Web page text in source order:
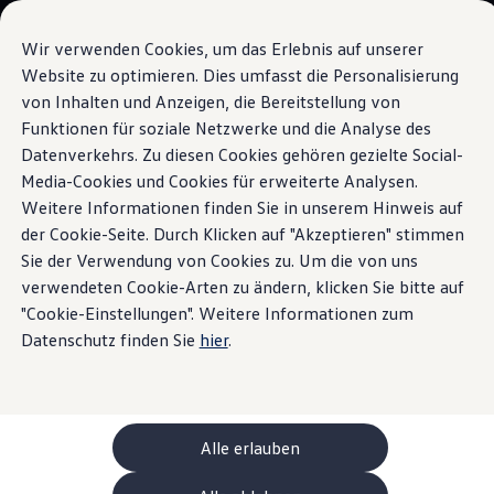
Wir verwenden Cookies, um das Erlebnis auf unserer
Website zu optimieren. Dies umfasst die Personalisierung
von Inhalten und Anzeigen, die Bereitstellung von
Funktionen für soziale Netzwerke und die Analyse des
Datenverkehrs. Zu diesen Cookies gehören gezielte Social-
Media-Cookies und Cookies für erweiterte Analysen.
Weitere Informationen finden Sie in unserem Hinweis auf
der Cookie-Seite. Durch Klicken auf "Akzeptieren" stimmen
Sie der Verwendung von Cookies zu. Um die von uns
verwendeten Cookie-Arten zu ändern, klicken Sie bitte auf
"Cookie-Einstellungen". Weitere Informationen zum
Datenschutz finden Sie hier.
Alle erlauben
Passa al
contenuto
principale
Vai a
piè di
pagina
La sua configurazione
Modelli speciali UNITED
Consulenza e acquisto
Offerte attuali
Clienti aziendali e flotte
Veicoli in pronta consegna
Occasioni
Finanziamento
Calcolatore di leasing
Elettromobilità
Costi e finanziamenti
Ricarica e autonomia
Ricaricare a casa
Ricaricare fuori casa
Ricarica bidirezionale
Soluzione di energia rinnovabile: Helion
ChargeOn
Tecnologia e batteria
Come funziona il sistema di batterie dei
Navigazione online e intrattenimento
ConVolkswagen
Connect arrivate dritti
a destinazione